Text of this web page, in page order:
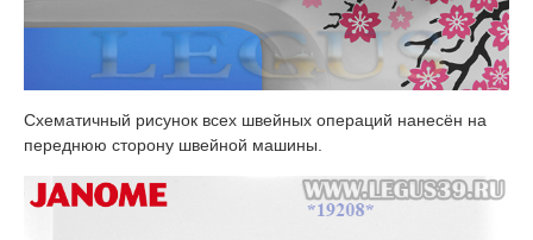
Схематичный рисунок всех швейных операций нанесён на
переднюю сторону швейной машины.